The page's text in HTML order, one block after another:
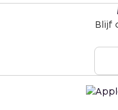
Blijf